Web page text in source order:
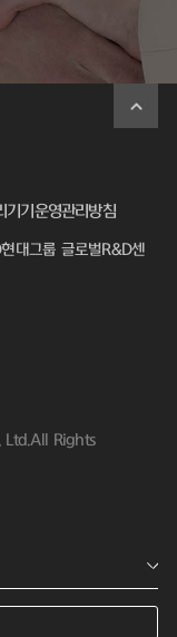
기기운영관리방침
대그룹 글로벌R&D센
Rights